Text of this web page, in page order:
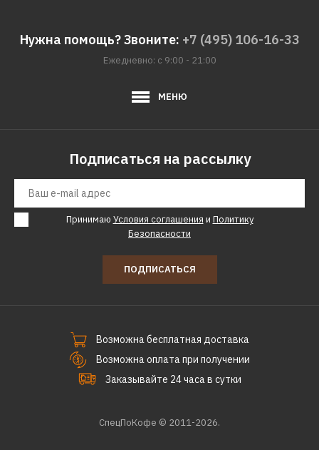
Нужна помощь? Звоните: +7 (495) 106-16-33
Ежедневно: с 9:00 - 21:00
МЕНЮ
Подписаться на рассылку
Принимаю Условия соглашения и Политику
Безопасности
ПОДПИСАТЬСЯ
Возможна бесплатная доставка
Возможна оплата при получении
Заказывайте 24 часа в сутки
СпецПоКофе © 2011-2026.